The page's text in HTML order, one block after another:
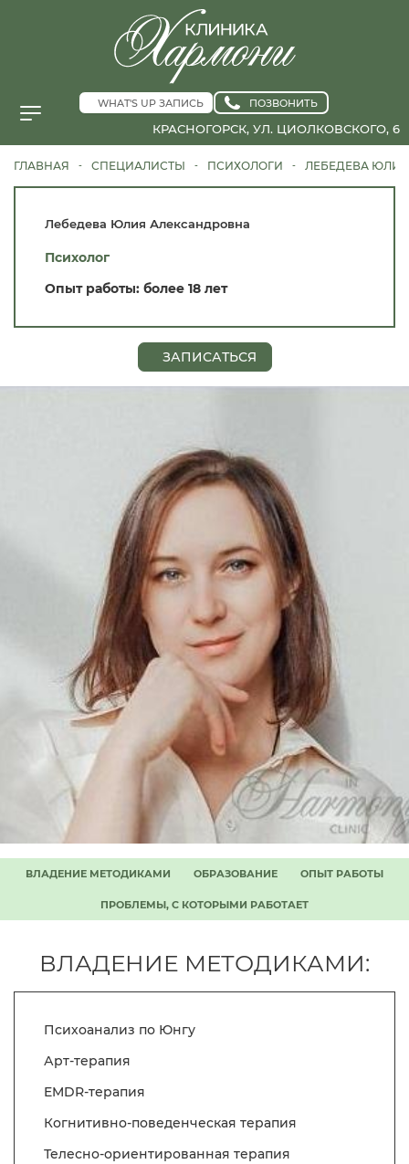
WHAT'S UP ЗАПИСЬ ПОЗВОНИТЬ
КРАСНОГОРСК, УЛ. ЦИОЛКОВСКОГО, 6
ГЛАВНАЯ - СПЕЦИАЛИСТЫ - ПСИХОЛОГИ - ЛЕБЕДЕВА
Лебедева Юлия Александровна
Психолог
Опыт работы: более 18 лет
ЗАПИСАТЬСЯ
ВЛАДЕНИЕ МЕТОДИКАМИ ОБРАЗОВАНИЕ ОПЫТ РАБОТЫ
ПРОБЛЕМЫ, С КОТОРЫМИ РАБОТАЕТ
ВЛАДЕНИЕ МЕТОДИКАМИ:
Психоанализ по Юнгу
Арт-терапия
EMDR-терапия
Когнитивно-поведенческая терапия
Телесно-ориентированная терапия